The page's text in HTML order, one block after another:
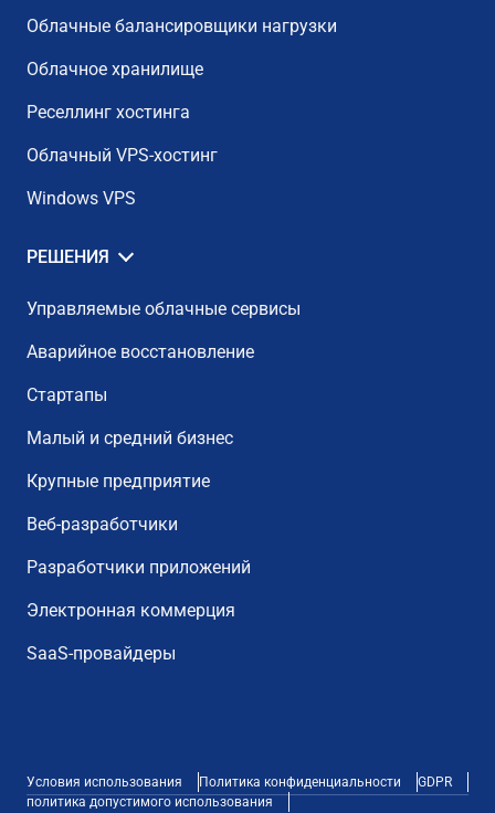
Облачные балансировщики нагрузки
Облачное хранилище
Реселлинг хостинга
Облачный VPS-хостинг
Windows VPS
РЕШЕНИЯ
Управляемые облачные сервисы
Аварийное восстановление
Стартапы
Малый и средний бизнес
Крупные предприятие
Веб-разработчики
Разработчики приложений
Электронная коммерция
SaaS-провайдеры
Условия использования Политика конфиденциальности
GDPR
политика допустимого использования